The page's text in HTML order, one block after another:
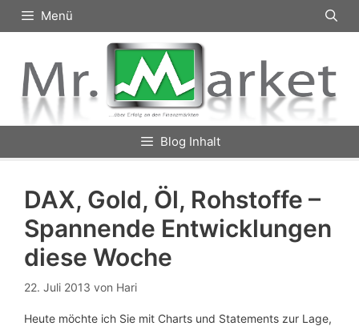
Inhalt
Menü
Blog Inhalt
DAX, Gold, Öl, Rohstoffe –
Spannende Entwicklungen
diese Woche
22. Juli 2013 von Hari
Heute möchte ich Sie mit Charts und Statements zur Lage,